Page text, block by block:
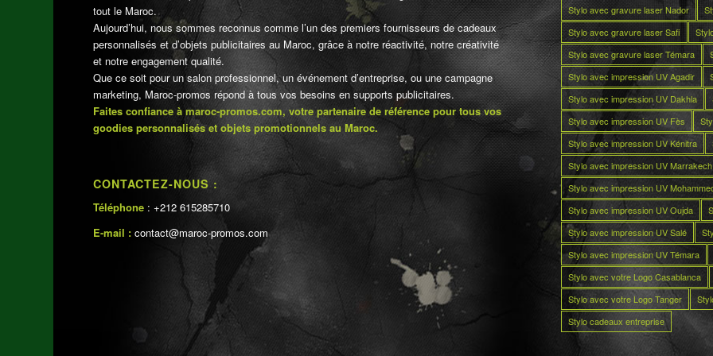
tout le Maroc.
Aujourd’hui, nous sommes reconnus comme l’un des premiers fournisseurs de cadeaux
personnalisés et d’objets publicitaires au Maroc, grâce à notre réactivité, notre créativité
et notre engagement qualité.
Que ce soit pour un salon professionnel, un événement d’entreprise, ou une campagne
marketing, Maroc-promos répond à tous vos besoins en supports publicitaires.
Faites confiance à maroc-promos.com, votre partenaire de référence pour tous vos
goodies personnalisés et objets promotionnels au Maroc.
CONTACTEZ-NOUS :
Téléphone : +212 615285710
E-mail : contact@maroc-promos.com
Stylo avec gravure laser Nador
Stylo avec gravure laser Safi
Stylo avec gravure laser Témara
Stylo avec impression UV Agadir
Stylo avec impression UV Dakhla
Stylo avec impression UV Fès
Stylo avec impression UV Kénitra
Stylo avec impression UV Marrakech
Stylo avec impression UV
Stylo avec impression UV Oujda
Stylo avec impression UV Salé
Stylo avec impression UV Témara
Stylo avec votre Logo Casablanca
Stylo avec votre Logo Tanger
Stylo cadeaux entreprise